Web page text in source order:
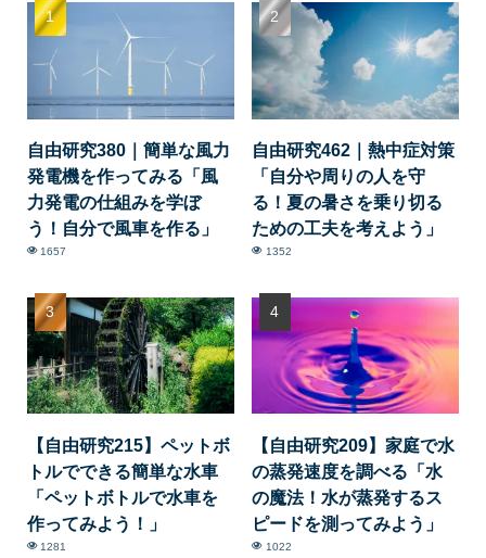
自由研究380｜簡単な風力
発電機を作ってみる「風
力発電の仕組みを学ぼ
う！自分で風車を作る」
1657
自由研究462｜熱中症対策
「自分や周りの人を守
る！夏の暑さを乗り切る
ための工夫を考えよう」
1352
【自由研究215】ペットボ
トルでできる簡単な水車
「ペットボトルで水車を
作ってみよう！」
1281
【自由研究209】家庭で水
の蒸発速度を調べる「水
の魔法！水が蒸発するス
ピードを測ってみよう」
1022